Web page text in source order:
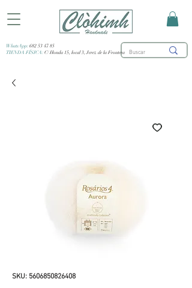
WhatsApp: 682 53 47 85
TIENDA FÍSICA: C/ Honda 15, local 3, Jerez de la Frontera
SKU: 5606850826408